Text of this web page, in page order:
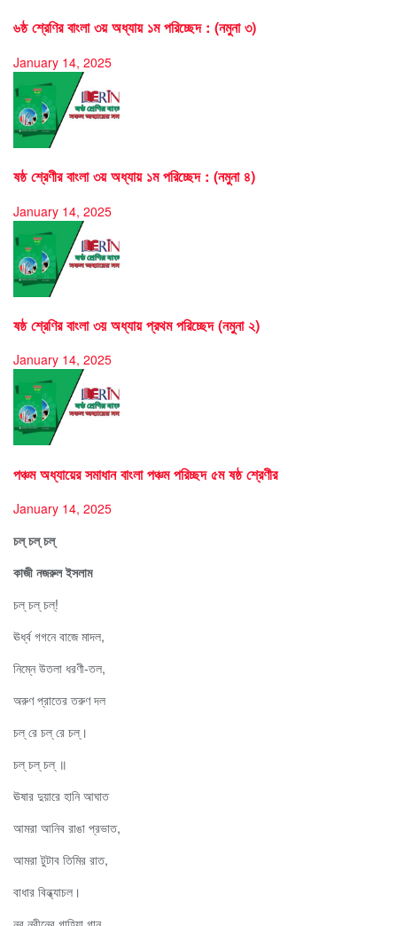
৬ষ্ঠ শ্রেণির বাংলা ৩য় অধ্যায় ১ম পরিচ্ছেদ : (নমুনা ৩)
January 14, 2025
ষষ্ঠ শ্রেণীর বাংলা ৩য় অধ্যায় ১ম পরিচ্ছেদ : (নমুনা ৪)
January 14, 2025
ষষ্ঠ শ্রেণির বাংলা ৩য় অধ্যায় প্রথম পরিচ্ছেদ (নমুনা ২)
January 14, 2025
পঞ্চম অধ্যায়ের সমাধান বাংলা পঞ্চম পরিচ্ছদ ৫ম ষষ্ঠ শ্রেণীর
January 14, 2025
চল্ চল্ চল্
কাজী নজরুল ইসলাম
চল্ চল্ চল্!
ঊর্ধ্ব গগনে বাজে মাদল,
নিম্নে উতলা ধরণী-তল,
অরুণ প্রাতের তরুণ দল
চল্ রে চল্ রে চল্।
চল্ চল্ চল্ ॥
ঊষার দুয়ারে হানি আঘাত
আমরা আনিব রাঙা প্রভাত,
আমরা টুটাব তিমির রাত,
বাধার বিন্ধ্যাচল।